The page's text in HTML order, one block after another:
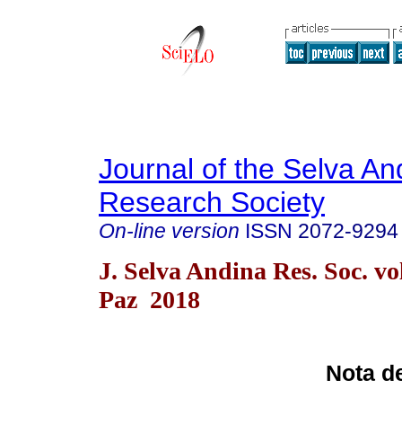
Journal of the Selva
Research Society
On-line version ISSN 2072-9294
J. Selva Andina Res. Soc.
Paz 2018
Nota